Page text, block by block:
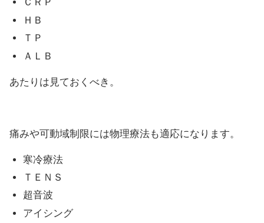
ＣＲＰ
ＨＢ
ＴＰ
ＡＬＢ
あたりは見ておくべき。
痛みや可動域制限には物理療法も適応になります。
寒冷療法
ＴＥＮＳ
超音波
アイシング